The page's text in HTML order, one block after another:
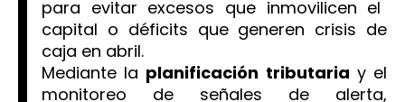
para evitar excesos que inmovilicen el
capital o déficits que generen crisis de
caja en abril.
Mediante la planificación tributaria y el
monitoreo de señales de alerta,